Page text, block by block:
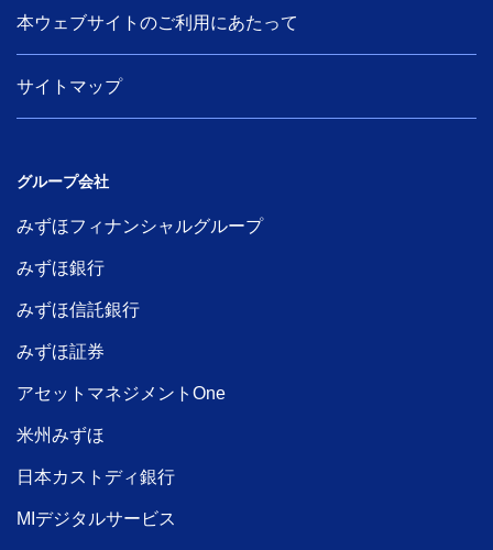
本ウェブサイトのご利用にあたって
サイトマップ
グループ会社
みずほフィナンシャルグループ
みずほ銀行
みずほ信託銀行
みずほ証券
アセットマネジメントOne
米州みずほ
日本カストディ銀行
MIデジタルサービス